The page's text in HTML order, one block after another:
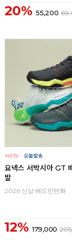
20% 55,200
요넥스 서박시아 GT
발
2026 신상 배드민턴화
12% 179,000